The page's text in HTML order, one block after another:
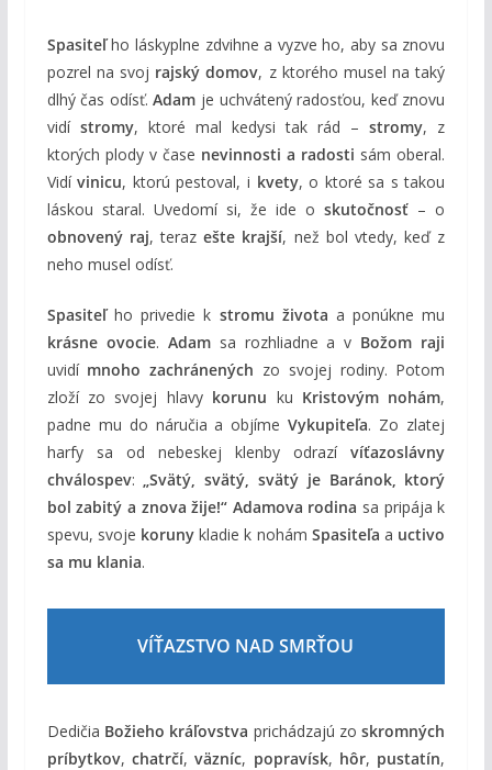
Spasiteľho láskyplne zdvihne a vyzve ho, aby sa znovu
pozrel na svoj rajský domov, z ktorého musel na taký
dlhý čas odísť.Adam je uchvátený radosťou, keď znovu
vidí stromy, ktoré mal kedysi tak rád –stromy, z
ktorých plody v čase nevinnosti a radosti sám oberal.
Vidívinicu, ktorú pestoval, i kvety, o ktoré sa s takou
láskou staral. Uvedomí si, že ide oskutočnosť – o
obnovený raj, terazešte krajší, než bol vtedy, keď z
neho musel odísť.
Spasiteľho privedie k stromu života a ponúkne mu
krásne ovocie. Adamsa rozhliadne a v Božom raji
uvidí mnoho zachránených zo svojej rodiny. Potom
zloží zo svojej hlavy korunu ku Kristovým nohám,
padne mu do náručia a objímeVykupiteľa. Zo zlatej
harfy sa od nebeskej klenby odrazívíťazoslávny
chválospev:
„Svätý, svätý, svätý je Baránok, ktorý
bol zabitý a znova žije!“ Adamova rodina sa pripája k
spevu, svoje koruny kladie k nohám Spasiteľa a uctivo
sa mu klania.
VÍŤAZSTVO NAD SMRŤOU
Dedičia Božieho kráľovstva prichádzajú zoskromných
príbytkov,chatrčí,väzníc, popravísk, hôr, pustatín,